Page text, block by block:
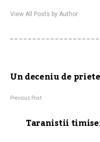
View All Posts by Author
Un deceniu de
Previous Post
Taranistii